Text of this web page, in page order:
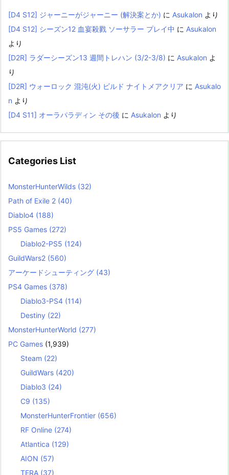
[D4 S12] ジャーニーがジャーニー (解決案とか) に Asukalon より
[D4 S12] シーズン12 血宴殺戮 ソーサラー プレイ中 に Asukalon
より
[D2R] ラダーシーズン13 週間トレハン (3/2-3/8) に Asukalon よ
り
[D2R] ウォーロック 混沌(火) ビルド ナイトメアクリア に Asukalo
n より
[D4 S11] オーラパラディン その後 に Asukalon より
Categories List
MonsterHunterWilds (32)
Path of Exile 2 (40)
Diablo4 (188)
PS5 Games (272)
Diablo2-PS5 (124)
GuildWars2 (560)
アーケードシューティング (43)
PS4 Games (378)
Diablo3-PS4 (114)
Destiny (22)
MonsterHunterWorld (277)
PC Games (1,939)
Steam (22)
GuildWars (420)
Diablo3 (24)
C9 (135)
MonsterHunterFrontier (656)
RF Online (274)
Atlantica (129)
AION (57)
TERA (37)